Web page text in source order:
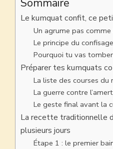
Le kumquat confit, ce
Un agrume pas
Le principe du
Pourquoi tu vas
Préparer tes kumquats
La liste des courses du
La guerre contre
Le geste final avant la
La recette traditionnelle
plusieurs jours
Étape 1 : le premier